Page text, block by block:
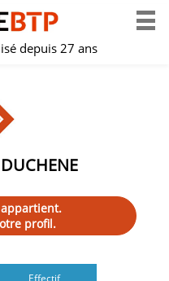
depuis 27 ans
profil.
Effectif